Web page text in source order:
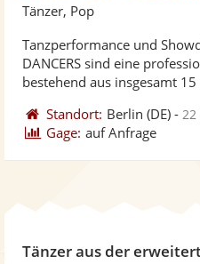
Tänzer, Pop
Tanzperformance und
DANCERS sind eine
bestehend aus insgesamt
Standort: Berlin (DE) - 22
Gage: auf Anfrage
Tänzer aus der